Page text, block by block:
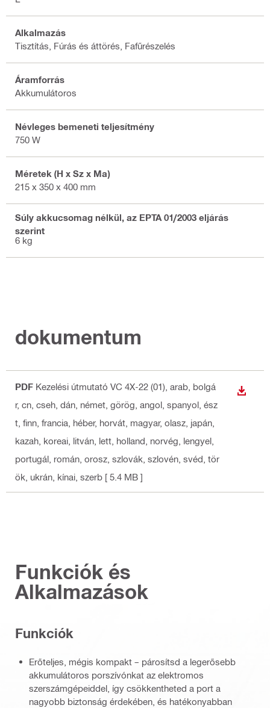
Alkalmazás
Tisztítás, Fúrás és áttörés, Fafűrészelés
Áramforrás
Akkumulátoros
Névleges bemeneti teljesítmény
750 W
Méretek (H x Sz x Ma)
215 x 350 x 400 mm
Súly akkucsomag nélkül, az EPTA 01/2003 eljárás
szerint
6 kg
dokumentum
PDF Kezelési útmutató VC 4X-22 (01) , arab, bolgá
r, cn, cseh, dán, német, görög, angol, spanyol, ész
t, finn, francia, héber, horvát, magyar, olasz, japán,
kazah, koreai, litván, lett, holland, norvég, lengyel,
portugál, román, orosz, szlovák, szlovén, svéd, tör
ök, ukrán, kínai, szerb [ 5.4 MB ]
Funkciók és
Alkalmazások
Funkciók
Erőteljes, mégis kompakt – párosítsd a legerősebb
akkumulátoros porszívónkat az elektromos
szerszámgépeiddel, így csökkentheted a port a
nagyobb biztonság érdekében, és hatékonyabban